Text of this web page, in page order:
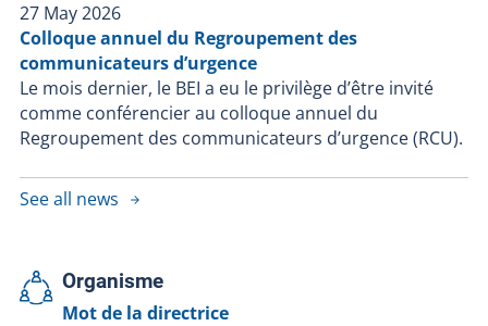
27 May 2026
Colloque annuel du Regroupement des
communicateurs d’urgence
Le mois dernier, le BEI a eu le privilège d’être invité
comme conférencier au colloque annuel du
Regroupement des communicateurs d’urgence (RCU).
See all news
Organisme
Mot de la directrice